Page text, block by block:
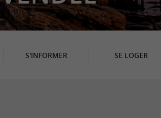
S'INFORMER SE LOGER